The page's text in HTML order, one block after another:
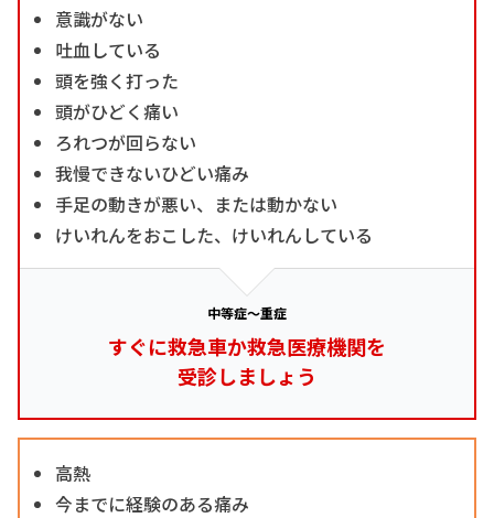
意識がない
吐血している
頭を強く打った
頭がひどく痛い
ろれつが回らない
我慢できないひどい痛み
手足の動きが悪い、または動かない
けいれんをおこした、けいれんしている
中等症～重症
すぐに救急車か救急医療機関を
受診しましょう
高熱
今までに経験のある痛み